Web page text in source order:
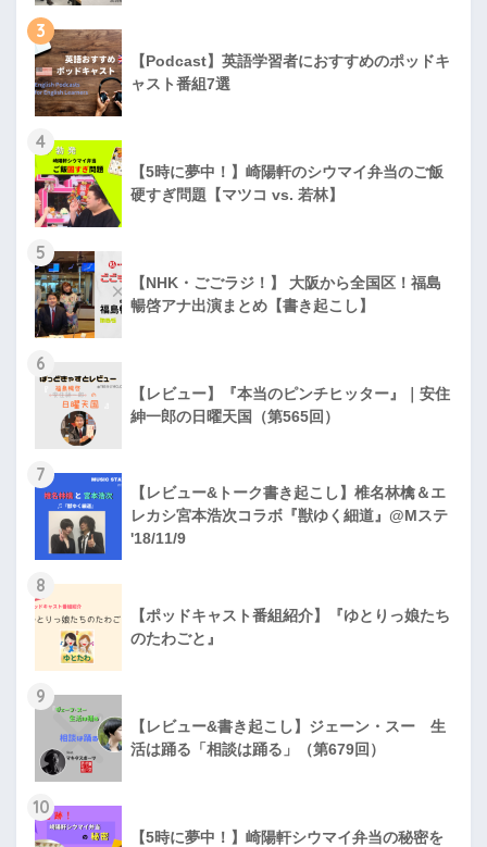
3
【Podcast】英語学習者におすすめのポッドキ
ャスト番組7選
4
【5時に夢中！】崎陽軒のシウマイ弁当のご飯
硬すぎ問題【マツコ vs. 若林】
5
【NHK・ごごラジ！】 大阪から全国区！福島
暢啓アナ出演まとめ【書き起こし】
6
【レビュー】『本当のピンチヒッター』｜安住
紳一郎の日曜天国（第565回）
7
【レビュー&トーク書き起こし】椎名林檎＆エ
レカシ宮本浩次コラボ『獣ゆく細道』@Mステ
'18/11/9
8
【ポッドキャスト番組紹介】『ゆとりっ娘たち
のたわごと』
9
【レビュー&書き起こし】ジェーン・スー 生
活は踊る「相談は踊る」（第679回）
10
【5時に夢中！】崎陽軒シウマイ弁当の秘密を